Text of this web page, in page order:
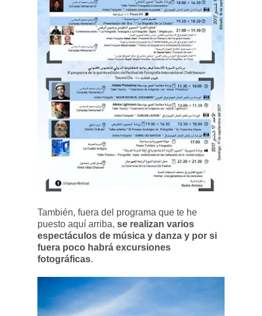
También, fuera del programa que te he
puesto aquí arriba, se realizan varios
espectáculos de música y danza y por si
fuera poco habrá excursiones
fotográficas.